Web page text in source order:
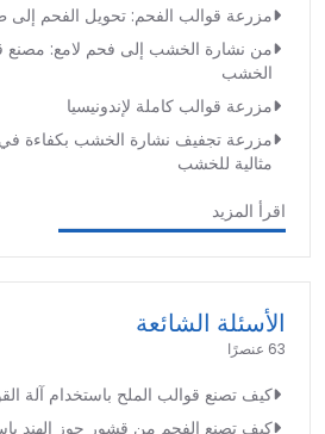
مزرعة قوالب الفحم: تحويل الفحم إلى
من نشارة الخشب إلى فحم لامع: مصنع
الخشب
مزرعة قوالب كاملة لإندونيسيا
مزرعة تجفيف نشارة الخشب بكفاءة في
مثالية للخشب
اقرأ المزيد
الأسئلة الشائعة
63 عنصرًا
كيف تصنع قوالب الملح باستخدام آلة
كيف تصنع الفحم من قشور جوز الهند